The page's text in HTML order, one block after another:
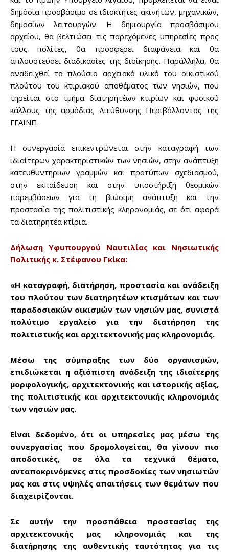
δημόσια προσβάσιμο σε ιδιοκτήτες ακινήτων, μηχανικών,
δημοσίων λειτουργών. Η δημιουργία προσβάσιμου
αρχείου, θα βελτιώσει τις παρεχόμενες υπηρεσίες προς
τους πολίτες, θα προσφέρει διαφάνεια και θα
απλουστεύσει διαδικασίες της διοίκησης. Παράλληλα, θα
αναδειχθεί το πλούσιο αρχειακό υλικό του οικιστικού
πλούτου του κτιριακού αποθέματος των νησιών, που
τηρείται στο τμήμα διατηρητέων κτιρίων και φυσικού
κάλλους της αρμόδιας Διεύθυνσης Περιβάλλοντος της
ΓΓΑΙΝΠ.
Η συνεργασία επικεντρώνεται στην καταγραφή των
ιδιαίτερων χαρακτηριστικών των νησιών, στην ανάπτυξη
κατευθυντήριων γραμμών και προτύπων σχεδιασμού,
στην εκπαίδευση και στην υποστήριξη θεσμικών
παρεμβάσεων για τη βιώσιμη ανάπτυξη και την
προστασία της πολιτιστικής κληρονομιάς, σε ότι αφορά
τα διατηρητέα κτίρια.
Δήλωση Υφυπουργού Ναυτιλίας και Νησιωτικής
Πολιτικής κ. Στέφανου Γκίκα:
«Η καταγραφή, διατήρηση, προστασία και ανάδειξη
του πλούτου των διατηρητέων κτισμάτων και των
παραδοσιακών οικισμών των νησιών μας, συνιστά
πολύτιμο εργαλείο για την διατήρηση της
πολιτιστικής και αρχιτεκτονικής μας κληρονομιάς.
Μέσω της σύμπραξης των δύο οργανισμών,
επιδιώκεται η αξιόπιστη ανάδειξη της ιδιαίτερης
μορφολογικής, αρχιτεκτονικής και ιστορικής αξίας,
της πολιτιστικής και αρχιτεκτονικής κληρονομιάς
των νησιών μας.
Είναι δεδομένο, ότι οι υπηρεσίες μας μέσω της
συνεργασίας που δρομολογείται, θα γίνουν πιο
αποδοτικές, σε όλα τα τεχνικά θέματα,
ανταποκρινόμενες στις προσδοκίες των νησιωτών
μας και στις υψηλές απαιτήσεις των θεμάτων που
διαχειρίζονται.
Σε αυτήν την προσπάθεια προστασίας της
αρχιτεκτονικής μας κληρονομιάς και της
διατήρησης της αυθεντικής ταυτότητας για τις